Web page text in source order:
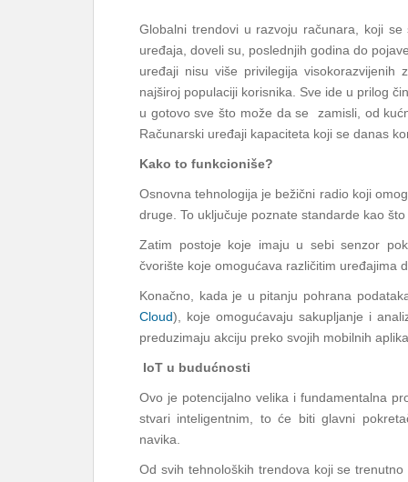
Globalni trendovi u razvoju računara, koji
uređaja, doveli su, poslednjih godina do
uređaji nisu više privilegija
najširoj populaciji korisnika. Sve ide u prilog
u gotovo sve što može da se zamisli, od
Računarski uređaji kapaciteta koji se danas
Kako to funkcioniše?
Osnovna tehnologija je bežični radio koji
druge. To uključuje poznate standarde kao
Zatim postoje koje imaju u sebi senzor
čvorište koje omogućava različitim uređajima
Konačno, kada je u pitanju pohrana
Cloud), koje omogućavaju sakupljanje i
preduzimaju akciju preko svojih mobilnih
IoT u budućnosti
Ovo je potencijalno velika i fundamentalna
stvari inteligentnim, to će biti glavni
navika.
Od svih tehnoloških trendova koji se